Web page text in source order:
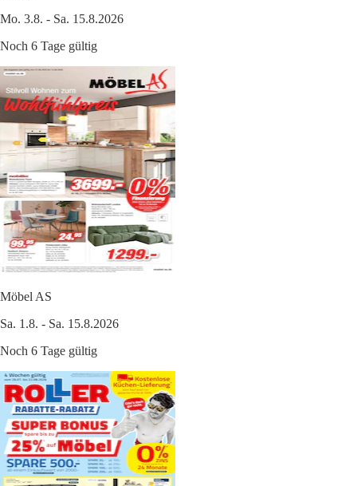
Mo. 3.8. - Sa. 15.8.2026
Noch 6 Tage gültig
Möbel AS
Sa. 1.8. - Sa. 15.8.2026
Noch 6 Tage gültig